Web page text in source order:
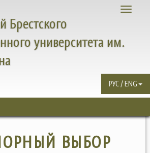
Toggle
Брестского
университета им.
РУС / ENG
ВЫБОР